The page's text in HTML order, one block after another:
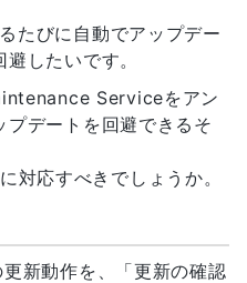
たびに自動でアップデー
したいです。
Serviceをアン
プデートを回避できるそ
応すべきでしょうか。
新動作を、「更新の確認